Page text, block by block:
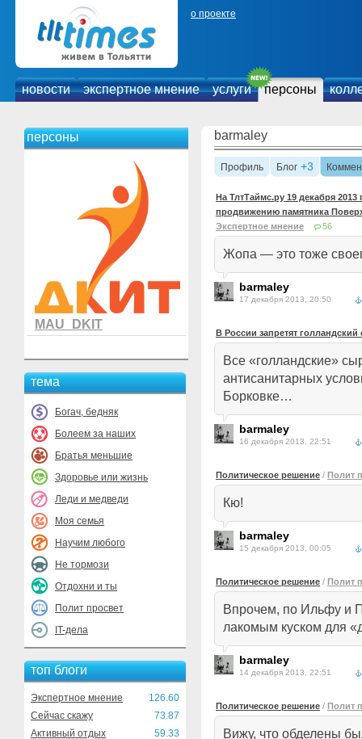
о проекте
новости экспертное мнение услуги персоны
персоны
MAU_DKIT
тема
Богач, бедняк
Болеем за наших
Братья меньшие
Здоровье или жизнь
Леди и медведи
Моя семья
Научим любого
Не тормози
Отдохни и ты
Полит просвет
IT-дела
топ блоги
Экспертное мнение
126.60
Сейчас скажу
73.87
Активный отдых
59.33
barmaley
Профиль Блог +3
На ТлтТаймс.ру 19 декабря
продвижению памятника
Экспертное мнение
56
Жопа — это тоже
barmaley
17 декабря 2013, 20:50
В России запретят
Все «голландские»
антисанитарных
Борковке…
barmaley
16 декабря 2013, 22:51
Политическое решение / Полит
Кю!
barmaley
15 декабря 2013, 00:05
Политическое решение / Полит
Впрочем, по Ильфу и
лакомым куском для
barmaley
14 декабря 2013, 22:51
Политическое решение / Полит
Вижу, что обделены